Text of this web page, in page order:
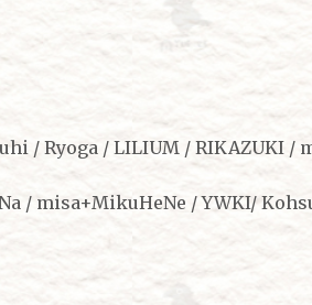
/ Ryoga / LILIUM / RIKAZUKI /
/ misa+MikuHeNe / YWKI/